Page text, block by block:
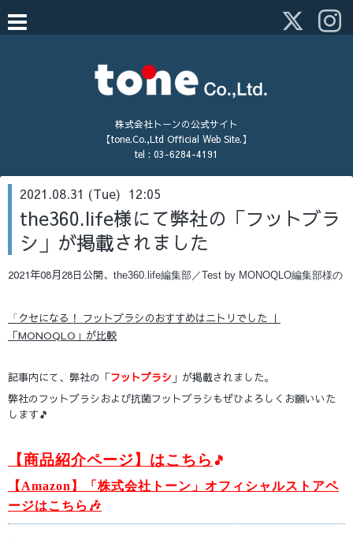
株式会社トーンの公式サイト
【tone.Co.,Ltd Official Web Site.】
tel : 03-6284-4191
2021.08.31 (Tue) 12:05
the360.life様にて弊社の「フットブラ
シ」が掲載されました
2021年08月28日公開、 the360.life編集部／Test by MONOQLO編集部様の
「 クセになる！ フットブラシのおすすめはニトリでした ｜
「MONOQLO」が比較
記事内にて、弊社の「フットブラシ 」が掲載されました。
弊社のフットブラシおよび抗菌フットブラシもぜひよろしくお願いいた
します🎵
【商品紹介ページ】はこちら 🎵
【Amazon】「株式会社トーン」オフィシャルストアペ
ージはこちら 🎶